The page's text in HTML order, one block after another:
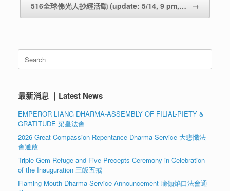
516全球佛光人抄經活動 (update: 5/14, 9 pm,… →
for:
最新消息 ｜Latest News
EMPEROR LIANG DHARMA-ASSEMBLY OF FILIAL-PIETY &
GRATITUDE 梁皇法會
2026 Great Compassion Repentance Dharma Service 大悲懺法
會通啟
Triple Gem Refuge and Five Precepts Ceremony in Celebration
of the Inauguration 三皈五戒
Flaming Mouth Dharma Service Announcement 瑜伽焰口法會通